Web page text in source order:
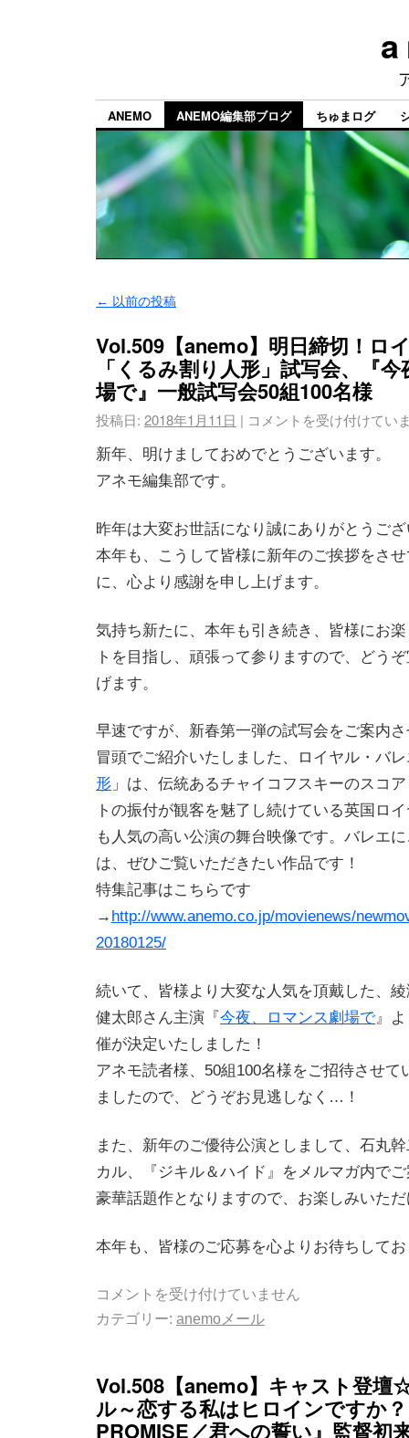
a
ANEMO ANEMO編集部ブログ ちゅまログ
← 以前の投稿
Vol.509【anemo】明日締切！ロ
「くるみ割り人形」試写会、『
場で』一般試写会50組100名様
投稿日: 2018年1月11日 | コメントを受け付けてい
新年、明けましておめでとうございます。
アネモ編集部です。
昨年は大変お世話になり誠にありがとうご
本年も、こうして皆様に新年のご挨拶をさ
に、心より感謝を申し上げます。
気持ち新たに、本年も引き続き、皆様にお
トを目指し、頑張って参りますので、どう
げます。
早速ですが、新春第一弾の試写会をご案内
冒頭でご紹介いたしました、ロイヤル・バ
形 」は、伝統あるチャイコフスキーのスコ
トの振付が観客を魅了し続けている英国ロ
も人気の高い公演の舞台映像です。バレエ
は、ぜひご覧いただきたい作品です！
特集記事はこちらです
→ http://www.anemo.co.jp/movienews/
20180125/
続いて、皆様より大変な人気を頂戴した、
健太郎さん主演『今夜、ロマンス劇場で』
催が決定いたしました！
アネモ読者様、50組100名様をご招待させて
ましたので、どうぞお見逃しなく…！
また、新年のご優待公演としまして、石丸
カル、『ジキル＆ハイド』をメルマガ内で
豪華話題作となりますので、お楽しみいた
本年も、皆様のご応募を心よりお待ちして
コメントを受け付けていません
カテゴリー: anemoメール
Vol.508【anemo】キャスト登壇
ル～恋する私はヒロインですか
PROMISE／君への誓い』監督初